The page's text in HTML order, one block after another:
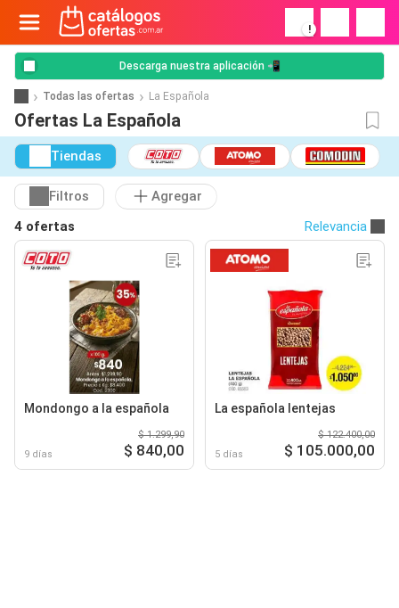
!
Descarga nuestra aplicación 📲
Todas las ofertas La Española
Ofertas La Española
Tiendas
Filtros
Agregar
4 ofertas
Relevancia
Mondongo a la española
9 días
$ 1.299,90
$ 840,00
La española lentejas
5 días
$ 122.400,00
$ 105.000,00